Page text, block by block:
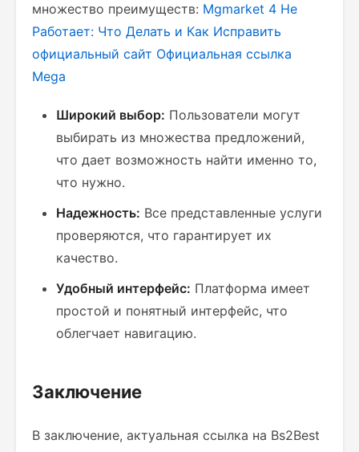
множество преимуществ: Mgmarket 4 Не
Работает: Что Делать и Как Исправить
официальный сайт Официальная ссылка
Mega
Широкий выбор: Пользователи могут
выбирать из множества предложений,
что дает возможность найти именно то,
что нужно.
Надежность: Все представленные услуги
проверяются, что гарантирует их
качество.
Удобный интерфейс: Платформа имеет
простой и понятный интерфейс, что
облегчает навигацию.
Заключение
В заключение, актуальная ссылка на Bs2Best